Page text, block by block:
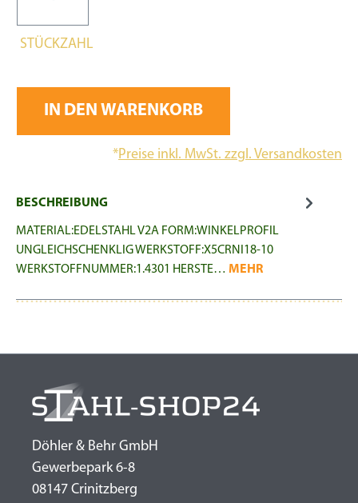
STÜCKZAHL
IN DEN WARENKORB
*Preise inkl. MwSt. zzgl. Versandkosten
BESCHREIBUNG
MATERIAL:EDELSTAHL V2A FORM:WINKELPROFIL
UNGLEICHSCHENKLIG WERKSTOFF:X5CRNI18-10
WERKSTOFFNUMMER:1.4301 HERSTE… MEHR
Döhler & Behr GmbH
Gewerbepark 6-8
08147 Crinitzberg